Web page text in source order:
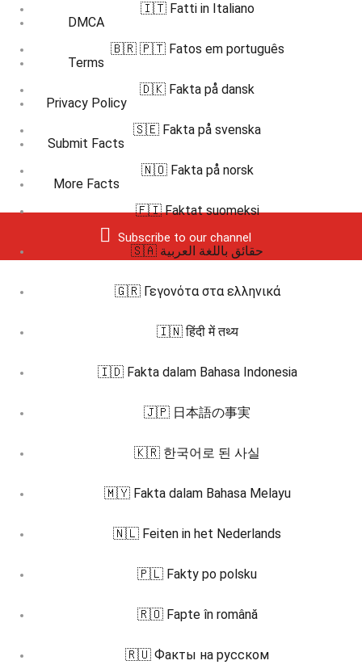
DMCA
Terms
Privacy Policy
Submit Facts
More Facts
Subscribe to our channel
🇮🇹 Fatti in Italiano
🇧🇷 🇵🇹 Fatos em português
🇩🇰 Fakta på dansk
🇸🇪 Fakta på svenska
🇳🇴 Fakta på norsk
🇫🇮 Faktat suomeksi
🇸🇦 حقائق باللغة العربية
🇬🇷 Γεγονότα στα ελληνικά
🇮🇳 हिंदी में तथ्य
🇮🇩 Fakta dalam Bahasa Indonesia
🇯🇵 日本語の事実
🇰🇷 한국어로 된 사실
🇲🇾 Fakta dalam Bahasa Melayu
🇳🇱 Feiten in het Nederlands
🇵🇱 Fakty po polsku
🇷🇴 Fapte în română
🇷🇺 Факты на русском